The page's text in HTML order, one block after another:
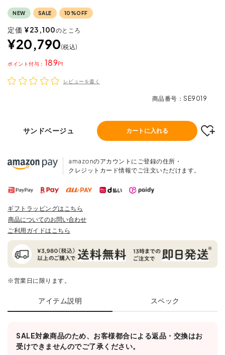
NEW SALE 10%OFF
定価 ¥23,100のところ
¥20,790 税込
189
ポイント
レビューを書く
商品番号 SE9019
サンドベージュ カートに入れる
amazonのアカウントにご登録の住所・
クレジットカード情報でご注文いただけます。
ギフトラッピングはこちら
商品についてのお問い合わせ
ご利用ガイドはこちら
※営業日に限ります。
アイテム説明 スペック
SALE対象商品のため、お客様都合による返品・交換はお
受けできませんのでご了承ください。